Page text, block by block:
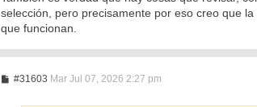
selección, pero precisamente por eso creo que
que funcionan.
#31603MMar Jul 07, 2026 2:27 pm